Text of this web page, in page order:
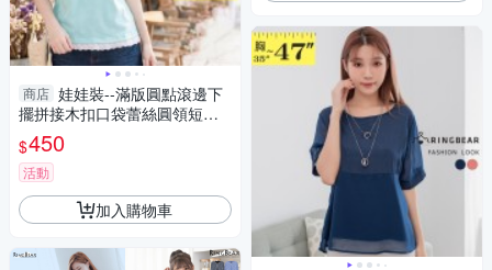
商店 娃娃裝--滿版圓點滾邊下
擺拼接木扣口袋蕾絲圓領短袖
上衣(淺藍M-2L)-U323眼圈熊中
大尺碼
$450
活動
加入購物車